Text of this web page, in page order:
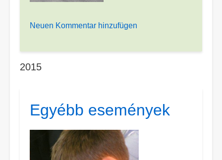
Neuen Kommentar hinzufügen
2015
Egyébb események